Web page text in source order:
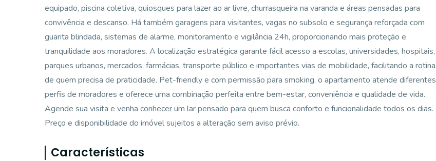
equipado, piscina coletiva, quiosques para lazer ao ar livre, churrasqueira na varanda e áreas pensadas para
convivência e descanso. Há também garagens para visitantes, vagas no subsolo e segurança reforçada com
guarita blindada, sistemas de alarme, monitoramento e vigilância 24h, proporcionando mais proteção e
tranquilidade aos moradores. A localização estratégica garante fácil acesso a escolas, universidades, hospitais,
parques urbanos, mercados, farmácias, transporte público e importantes vias de mobilidade, facilitando a rotina
de quem precisa de praticidade. Pet-friendly e com permissão para smoking, o apartamento atende diferentes
perfis de moradores e oferece uma combinação perfeita entre bem-estar, conveniência e qualidade de vida.
Agende sua visita e venha conhecer um lar pensado para quem busca conforto e funcionalidade todos os dias.
Preço e disponibilidade do imóvel sujeitos a alteração sem aviso prévio.
Características